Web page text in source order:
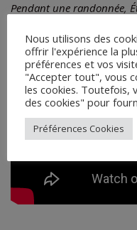
Pendant une randonnée,
Nous utilisons des
offrir l'expérience la
préférences et vos
"Accepter tout", vous
les cookies. Toutefois,
des cookies" pour
Préférences Cookies